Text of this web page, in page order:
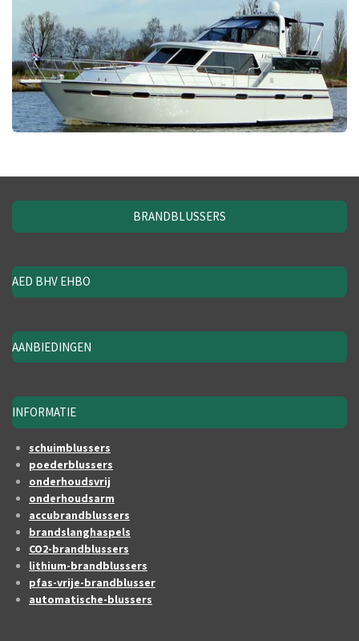
BRANDBLUSSERS
AED BHV EHBO
AANBIEDINGEN
INFORMATIE
schuimblussers
poederblussers
onderhoudsvrij
onderhoudsarm
accubrandblussers
brandslanghaspels
CO2-brandblussers
lithium-brandblussers
pfas-vrije-brandblusser
automatische-blussers